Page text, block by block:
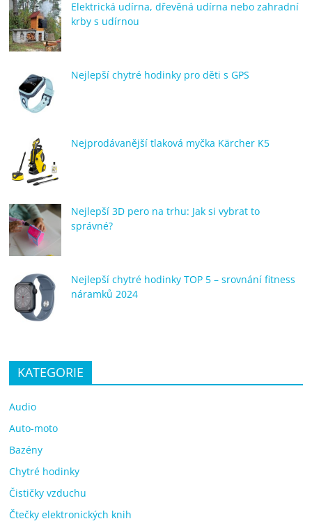
Elektrická udírna, dřevěná udírna nebo zahradní
krby s udírnou
Nejlepší chytré hodinky pro děti s GPS
Nejprodávanější tlaková myčka Kärcher K5
Nejlepší 3D pero na trhu: Jak si vybrat to
správné?
Nejlepší chytré hodinky TOP 5 – srovnání fitness
náramků 2024
KATEGORIE
Audio
Auto-moto
Bazény
Chytré hodinky
Čističky vzduchu
Čtečky elektronických knih